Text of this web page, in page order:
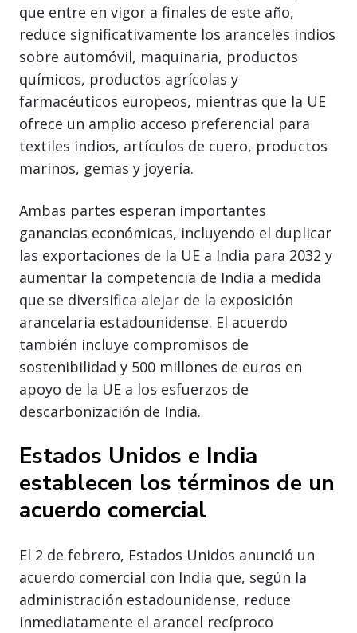
que entre en vigor a finales de este año,
reduce significativamente los aranceles indios
sobre automóvil, maquinaria, productos
químicos, productos agrícolas y
farmacéuticos europeos, mientras que la UE
ofrece un amplio acceso preferencial para
textiles indios, artículos de cuero, productos
marinos, gemas y joyería.
Ambas partes esperan importantes
ganancias económicas, incluyendo el duplicar
las exportaciones de la UE a India para 2032 y
aumentar la competencia de India a medida
que se diversifica alejar de la exposición
arancelaria estadounidense. El acuerdo
también incluye compromisos de
sostenibilidad y 500 millones de euros en
apoyo de la UE a los esfuerzos de
descarbonización de India.
Estados Unidos e India
establecen los términos de un
acuerdo comercial
El 2 de febrero, Estados Unidos anunció un
acuerdo comercial con India que, según la
administración estadounidense, reduce
inmediatamente el arancel recíproco